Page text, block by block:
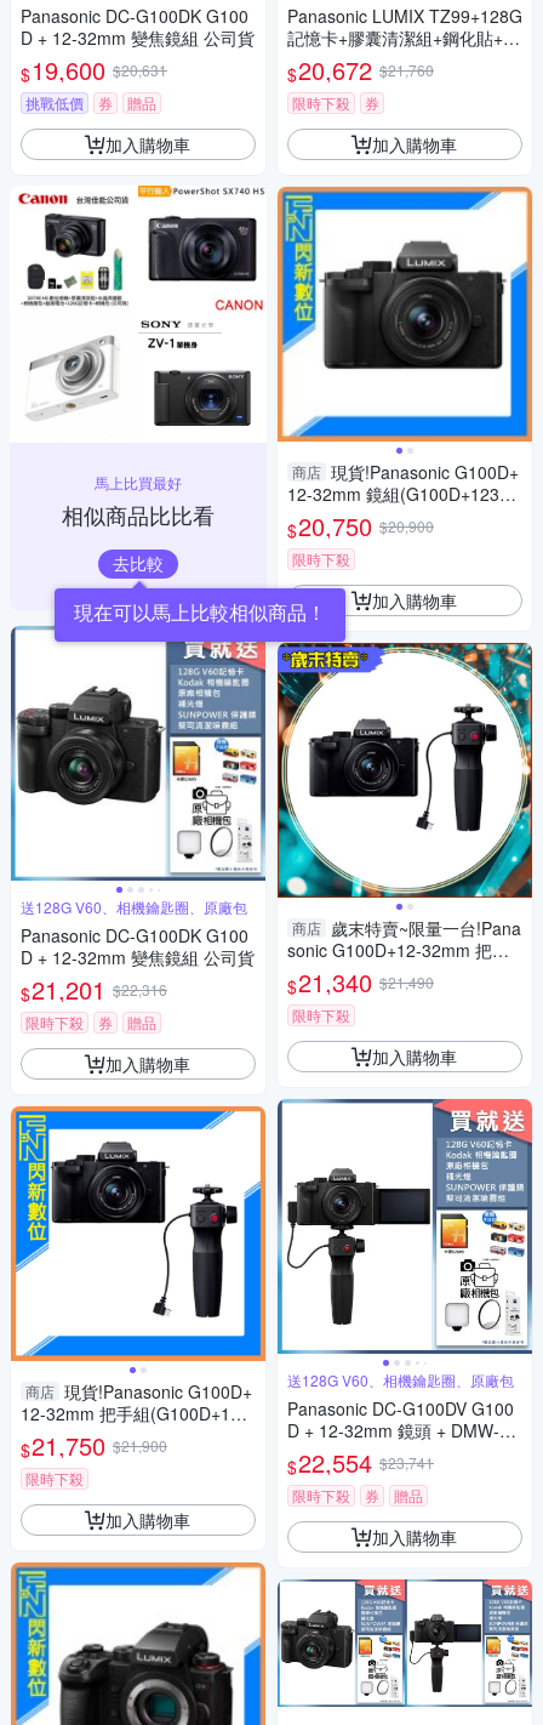
Panasonic DC-G100DK G100
D + 12-32mm 變焦鏡組 公司貨
$19,600 $20,631
挑戰低價
券 贈品
加入購物車
馬上比買最好
相似商品比比看
去比較
現在可以馬上比較相似商品！
送128G V60、相機鑰匙圈、原廠包
Panasonic DC-G100DK G100
D + 12-32mm 變焦鏡組 公司貨
$21,201 $22,316
限時下殺
券 贈品
加入購物車
商店 現貨!Panasonic G100D+
12-32mm 把手組(G100D+123
2+SHGR2，公司貨)G100
$21,750 $21,900
限時下殺
加入購物車
Panasonic LUMIX TZ99+128G
記憶卡+膠囊清潔組+鋼化貼+水
晶保護鏡+2614相機包+NITEC
ORE BB nano 迷你電動氣吹
(公司貨)
$20,672 $21,760
限時下殺
券
加入購物車
商店 現貨!Panasonic G100D+
12-32mm 鏡組(G100D+123
2，公司貨)G100
$20,750 $20,900
限時下殺
加入購物車
商店 歲末特賣~限量一台!Pana
sonic G100D+12-32mm 把手
組(G100D+1232+SHGR2，公
司貨)
$21,340 $21,490
限時下殺
加入購物車
送128G V60、相機鑰匙圈、原廠包
Panasonic DC-G100DV G100
D + 12-32mm 鏡頭 + DMW-SH
GR2 三腳架握把組 公司貨
$22,554 $23,741
限時下殺
券 贈品
加入購物車